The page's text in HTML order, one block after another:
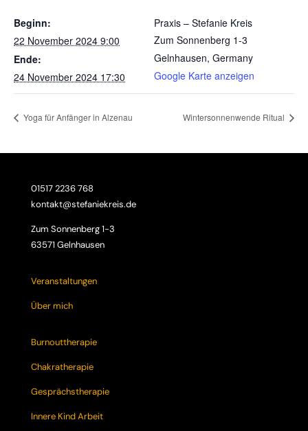
Beginn:
22 November 2024 9:00
Ende:
24 November 2024 17:30
Praxis – Stefanie Kreis
Zum Sonnenberg 1-3
Gelnhausen, Germany
Google Karte anzeigen
Yoga für Anfänger in Alzenau Wintersonnenwende Ritual
01517 2236 768
kontakt@stefaniekreis.de
Zum Sonnenberg 1-3
63571 Gelnhausen
Veranstaltungen
Über mich
Burnouttherapie
Chakratherapie
Gesprächstherapie
Innere Kind Arbeit